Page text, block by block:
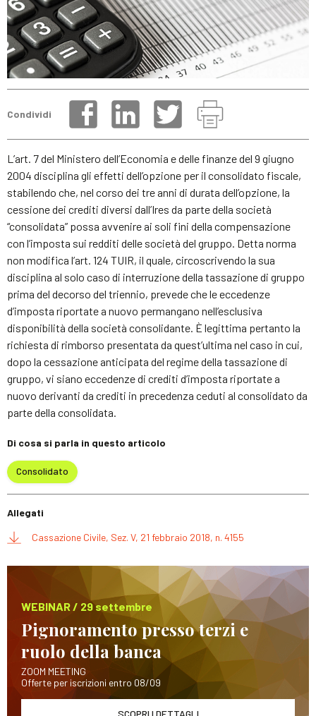
Condividi
L’art. 7 del Ministero dell’Economia e delle finanze del 9 giugno
2004 disciplina gli effetti dell’opzione per il consolidato fiscale,
stabilendo che, nel corso dei tre anni di durata dell’opzione, la
cessione dei crediti diversi dall’Ires da parte della società
“consolidata” possa avvenire ai soli fini della compensazione
con l’imposta sui redditi delle società del gruppo. Detta norma
non modifica l’art. 124 TUIR, il quale, circoscrivendo la sua
disciplina al solo caso di interruzione della tassazione di gruppo
prima del decorso del triennio, prevede che le eccedenze
d’imposta riportate a nuovo permangano nell’esclusiva
disponibilità della società consolidante. È legittima pertanto la
richiesta di rimborso presentata da quest’ultima nel caso in cui,
dopo la cessazione anticipata del regime della tassazione di
gruppo, vi siano eccedenze di crediti d’imposta riportate a
nuovo derivanti da crediti in precedenza ceduti al consolidato da
parte della consolidata.
Di cosa si parla in questo articolo
Consolidato
Allegati
Cassazione Civile, Sez. V, 21 febbraio 2018, n. 4155
WEBINAR / 29 settembre
Pignoramento presso terzi e
ruolo della banca
ZOOM MEETING
Offerte per iscrizioni entro 08/09
SCOPRI I DETTAGLI